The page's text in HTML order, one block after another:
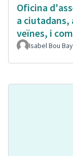
Oficina
a ciutadans,
veïnes, i
Isabel Bou